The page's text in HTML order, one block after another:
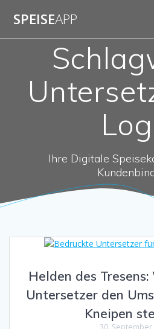
SPEISEAPP
Ihre Digitale
Helden des
Untersetzer den
Kneipen